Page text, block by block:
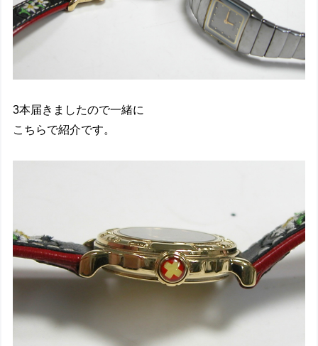
3本届きましたので一緒に
こちらで紹介です。